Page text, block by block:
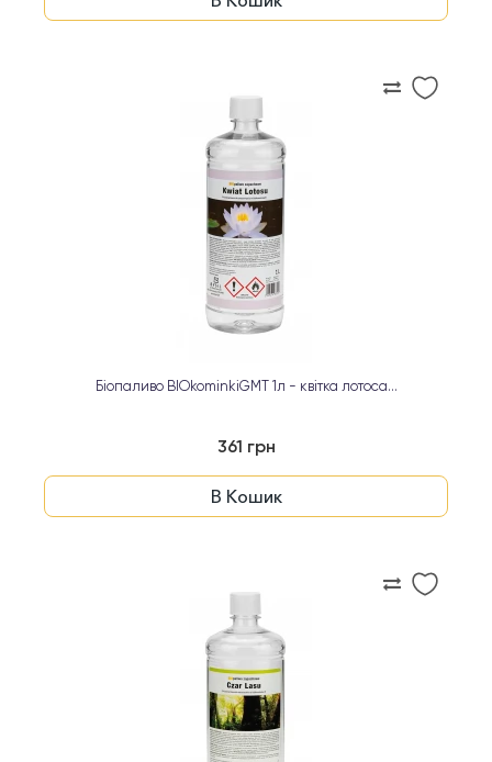
Біопаливо BIOkominkiGMT 1л - квітка лотоса...
361 грн
В Кошик